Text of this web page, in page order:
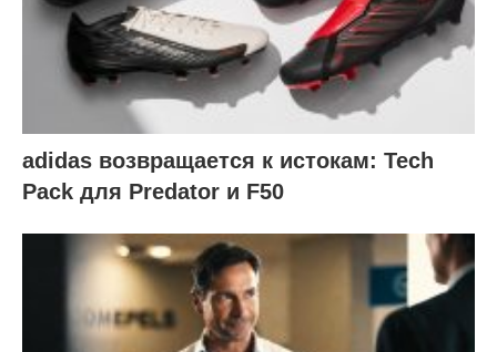
adidas возвращается к истокам: Tech
Pack для Predator и F50